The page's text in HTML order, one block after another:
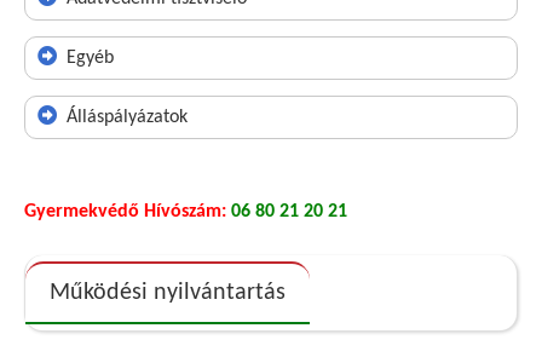
Egyéb
Álláspályázatok
Gyermekvédő Hívószám: 06 80 21 20 21
Működési nyilvántartás